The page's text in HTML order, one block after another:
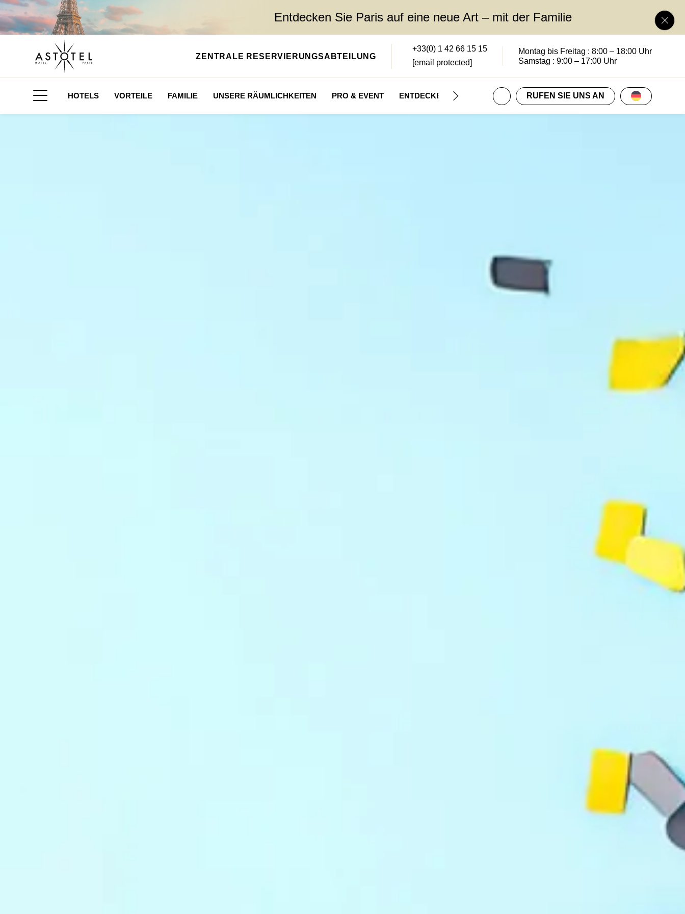
Entdecken Sie Paris auf eine neue Art – mit der Familie
ZENTRALE RESERVIERUNGSABTEILUNG
+33(0) 1 42 66 15 15
[email protected]
Montag bis Freitag : 8:00 – 18:00 Uhr
Samstag : 9:00 – 17:00 Uhr
HOTELS VORTEILE FAMILIE UNSERE RÄUMLICHKEITEN PRO & EVENT ENTDECKEN ALLE KONTAKTE ÖFFNEN
RUFEN SIE UNS AN